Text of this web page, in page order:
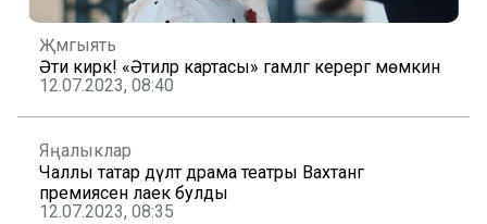
Җәмгыять
Әти кирәк! «Әтиләр картасы» гамәлгә керергә мөмкин
12.07.2023, 08:40
Яңалыклар
Чаллы татар дәүләт драма театры Вахтанг
премиясенә лаек булды
12.07.2023, 08:35